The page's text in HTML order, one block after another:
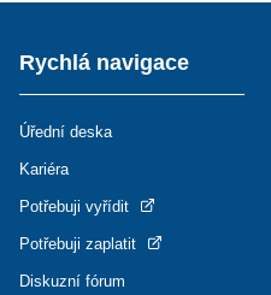
Rychlá navigace
Úřední deska
Kariéra
Potřebuji vyřídit
Potřebuji zaplatit
Diskuzní fórum